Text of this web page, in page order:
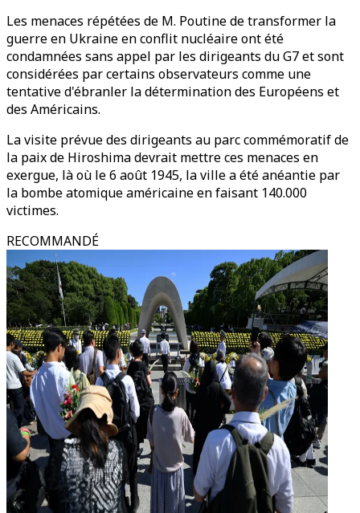
Les menaces répétées de M. Poutine de transformer la
guerre en Ukraine en conflit nucléaire ont été
condamnées sans appel par les dirigeants du G7 et sont
considérées par certains observateurs comme une
tentative d'ébranler la détermination des Européens et
des Américains.
La visite prévue des dirigeants au parc commémoratif de
la paix de Hiroshima devrait mettre ces menaces en
exergue, là où le 6 août 1945, la ville a été anéantie par
la bombe atomique américaine en faisant 140.000
victimes.
RECOMMANDÉ